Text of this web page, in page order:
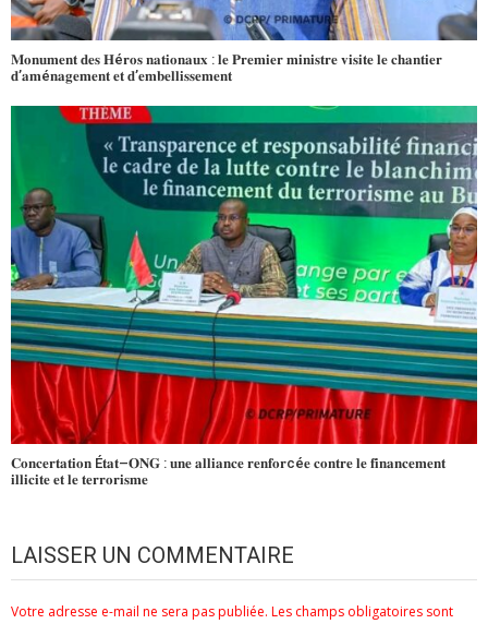
𝐌𝐨𝐧𝐮𝐦𝐞𝐧𝐭 𝐝𝐞𝐬 𝐇é𝐫𝐨𝐬 𝐧𝐚𝐭𝐢𝐨𝐧𝐚𝐮𝐱 : 𝐥𝐞 𝐏𝐫𝐞𝐦𝐢𝐞𝐫 𝐦𝐢𝐧𝐢𝐬𝐭𝐫𝐞 𝐯𝐢𝐬𝐢𝐭𝐞 𝐥𝐞 𝐜𝐡𝐚𝐧𝐭𝐢𝐞𝐫
𝐝’𝐚𝐦é𝐧𝐚𝐠𝐞𝐦𝐞𝐧𝐭 𝐞𝐭 𝐝’𝐞𝐦𝐛𝐞𝐥𝐥𝐢𝐬𝐬𝐞𝐦𝐞𝐧𝐭
𝐂𝐨𝐧𝐜𝐞𝐫𝐭𝐚𝐭𝐢𝐨𝐧 É𝐭𝐚𝐭–𝐎𝐍𝐆 : 𝐮𝐧𝐞 𝐚𝐥𝐥𝐢𝐚𝐧𝐜𝐞 𝐫𝐞𝐧𝐟𝐨𝐫cé𝐞 𝐜𝐨𝐧𝐭𝐫𝐞 𝐥𝐞 𝐟𝐢𝐧𝐚𝐧𝐜𝐞𝐦𝐞𝐧𝐭
𝐢𝐥𝐥𝐢𝐜𝐢𝐭𝐞 𝐞𝐭 𝐥𝐞 𝐭𝐞𝐫𝐫𝐨𝐫𝐢𝐬𝐦𝐞
LAISSER UN COMMENTAIRE
Votre adresse e-mail ne sera pas publiée. Les champs obligatoires sont